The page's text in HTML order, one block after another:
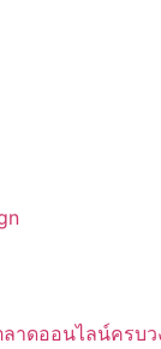
าดออนไลน์ครบว